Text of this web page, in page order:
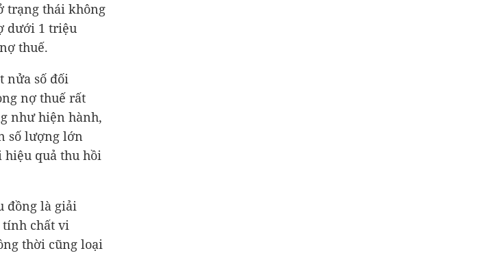
trạng thái không
dưới 1 triệu
thuế.
nửa số đối
nợ thuế rất
như hiện hành,
số lượng lớn
quả thu hồi
đồng là giải
tính chất vi
thời cũng loại